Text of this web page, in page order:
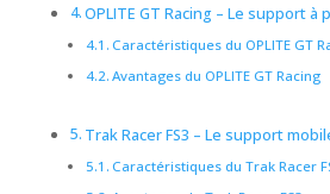
OPLITE GT Racing – Le support
Caractéristiques du OPLITE GT
Avantages du OPLITE GT Racing
Trak Racer FS3 – Le support
Caractéristiques du Trak Racer